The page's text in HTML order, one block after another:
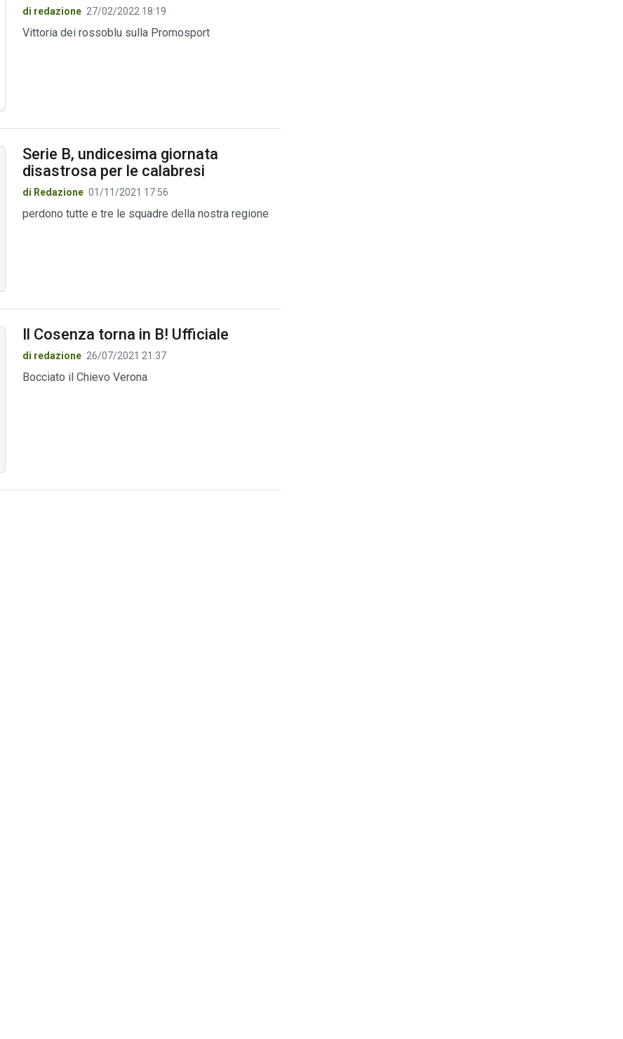
di redazione 27/02/2022 18:19
Vittoria dei rossoblu sulla Promosport
Serie B, undicesima giornata
disastrosa per le calabresi
di Redazione 01/11/2021 17:56
perdono tutte e tre le squadre della nostra regione
Il Cosenza torna in B! Ufficiale
di redazione 26/07/2021 21:37
Bocciato il Chievo Verona